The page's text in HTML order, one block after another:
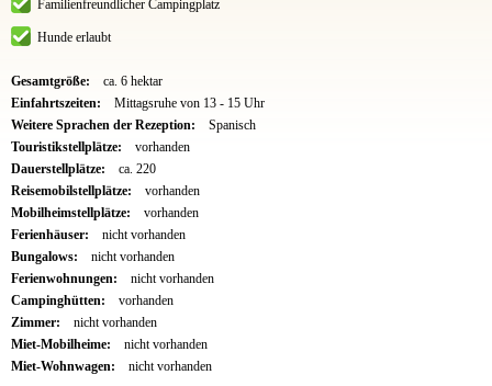
Familienfreundlicher Campingplatz
Hunde erlaubt
Gesamtgröße:
ca. 6 hektar
Einfahrtszeiten:
Mittagsruhe von 13 - 15 Uhr
Weitere Sprachen der Rezeption:
Spanisch
Touristikstellplätze:
vorhanden
Dauerstellplätze:
ca. 220
Reisemobilstellplätze:
vorhanden
Mobilheimstellplätze:
vorhanden
Ferienhäuser:
nicht vorhanden
Bungalows:
nicht vorhanden
Ferienwohnungen:
nicht vorhanden
Campinghütten:
vorhanden
Zimmer:
nicht vorhanden
Miet-Mobilheime:
nicht vorhanden
Miet-Wohnwagen:
nicht vorhanden